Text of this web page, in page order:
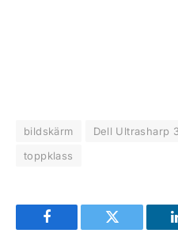
bildskärm Dell Ultrasharp
toppklass
Facebook Twitter